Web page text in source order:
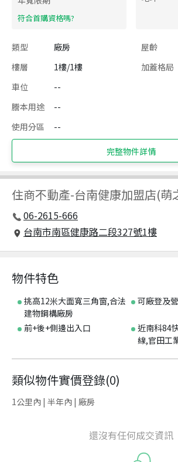
​符合首購資格嗎?
類型 廠房 屋齡
樓層
1樓/1樓 加蓋格局
車位
--
謄本用途
--
使用分區
--
完整物件詳情
住商不動產-台南健康加盟店(萌
06-2615-666
台南市南區健康路二段327號1樓
物件特色
挑高12米大面寬三角窗,合法
建物鋼構廠房
可廠登及
前+後+側邊出入口
近南科84
線,官田工
類似物件實價登錄(0)
1公里內 | 半年內 | 廠房
還沒有任何成交資訊